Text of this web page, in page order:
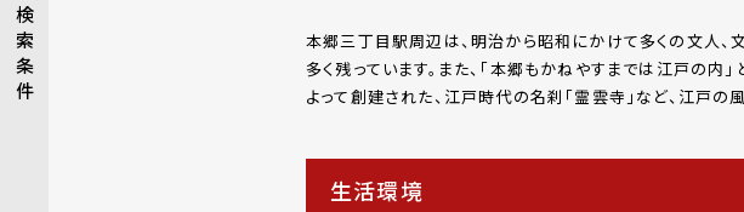
検
索
条
件
本郷三丁目駅周辺は、明治から昭和にかけて多くの文人、
多く残っています。また、「本郷もかねやすまでは江戸の内
よって創建された、江戸時代の名刹「霊雲寺」など、江戸
生活環境